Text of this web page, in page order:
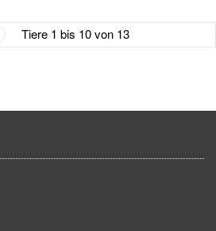
Tiere 1 bis 10von 13